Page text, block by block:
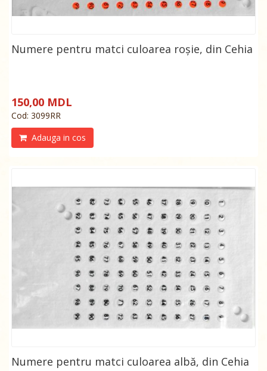
Numere pentru matci culoarea roșie, din Cehia
150,00 MDL
Cod: 3099RR
Adauga in cos
Numere pentru matci culoarea albă, din Cehia